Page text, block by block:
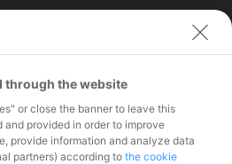
through the website
or close the banner to leave this
provided in order to improve
provide information and analyze data
partners) according to the cookie